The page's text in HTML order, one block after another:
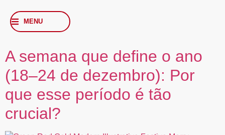
MENU
A semana que define o ano
(18–24 de dezembro): Por
que esse período é tão
crucial?